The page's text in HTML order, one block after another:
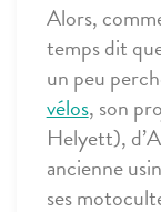
Alors,
temps dit
un peu
vélos, son
Helyett),
ancienne
ses